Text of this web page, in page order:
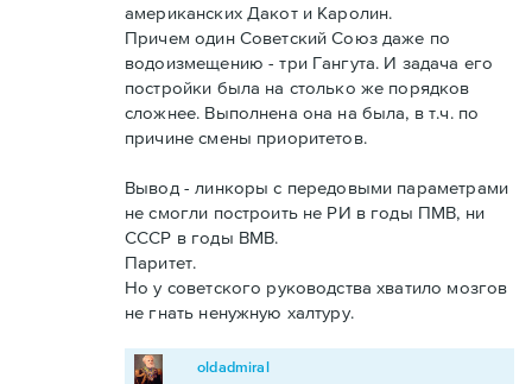
американских Дакот и Каролин.
Причем один Советский Союз даже по
водоизмещению - три Гангута. И задача его
постройки была на столько же порядков
сложнее. Выполнена она на была, в т.ч. по
причине смены приоритетов.
Вывод - линкоры с передовыми параметрами
не смогли построить не РИ в годы ПМВ, ни
СССР в годы ВМВ.
Паритет.
Но у советского руководства хватило мозгов
не гнать ненужную халтуру.
oldadmiral